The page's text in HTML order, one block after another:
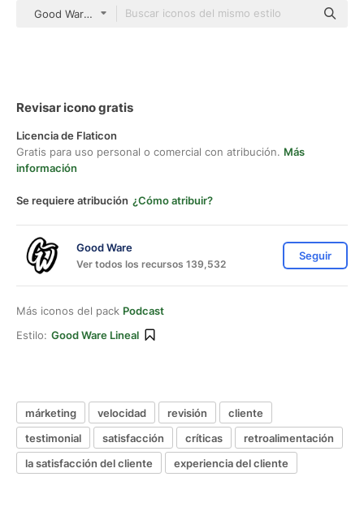
Good Ware Lineal
Revisar icono gratis
Licencia de Flaticon
Gratis para uso personal o comercial con atribución. Más
información
Se requiere atribución ¿Cómo atribuir?
Good Ware
Ver todos los recursos 139,532
Seguir
Más iconos del pack Podcast
Estilo: Good Ware Lineal
márketing velocidad revisión
cliente
testimonial
satisfacción críticas
retroalimentación
la satisfacción del cliente
experiencia del cliente